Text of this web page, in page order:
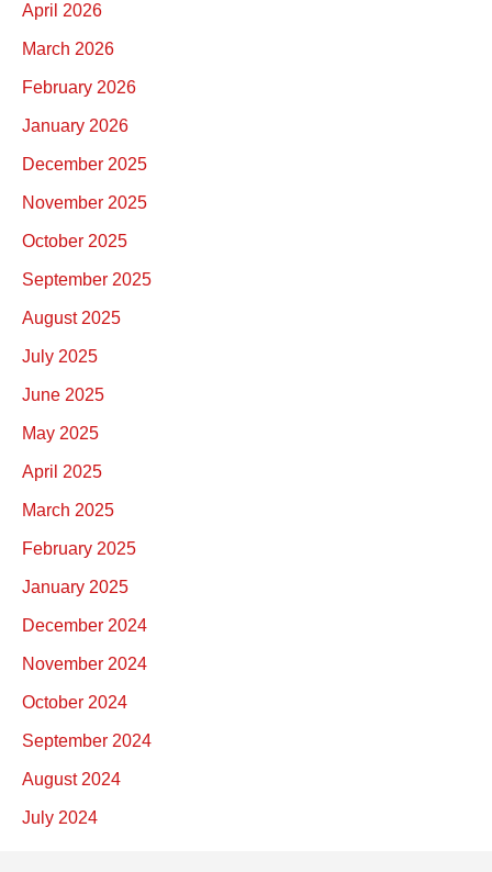
April 2026
March 2026
February 2026
January 2026
December 2025
November 2025
October 2025
September 2025
August 2025
July 2025
June 2025
May 2025
April 2025
March 2025
February 2025
January 2025
December 2024
November 2024
October 2024
September 2024
August 2024
July 2024